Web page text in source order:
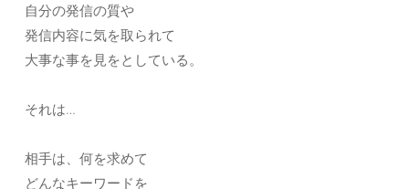
自分の発信の質や
発信内容に気を取られて
大事な事を見をとしている。
それは…
相手は、何を求めて
どんなキーワードを